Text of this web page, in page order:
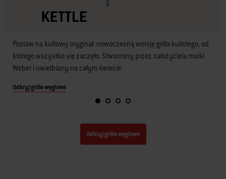
Postaw na kultowy oryginał: nowoczesną wersję grilla kulistego, od
którego wszystko się zaczęło. Stworzony przez założyciela marki
Weber i uwielbiany na całym świecie.
Odkryj grille węglowe
Odkryj grille węglowe